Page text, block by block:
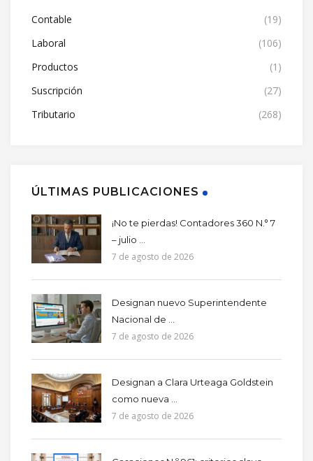
Contable
(19)
Laboral
(106)
Productos
(1)
Suscripción
(27)
Tributario
(268)
ÚLTIMAS PUBLICACIONES
¡No te pierdas! Contadores 360 N.° 7
– julio ...
7 de agosto de 2026
Designan nuevo Superintendente
Nacional de ...
7 de agosto de 2026
Designan a Clara Urteaga Goldstein
como nueva ...
7 de agosto de 2026